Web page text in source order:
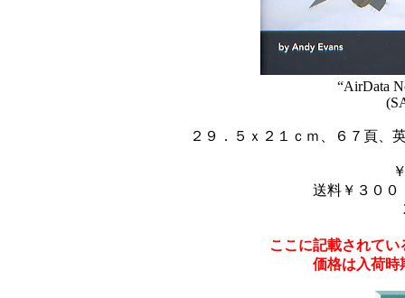
“AirData
２９．５ｘ２１ｃｍ、６７頁、
送料￥３００
ここに記載されて
価格は入荷時